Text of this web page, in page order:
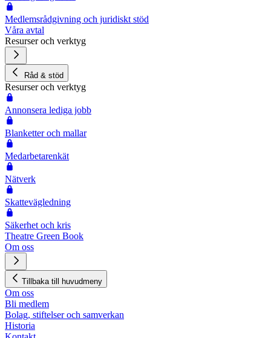
Medlemsrådgivning och juridiskt stöd
Våra avtal
Resurser och verktyg
Råd & stöd
Resurser och verktyg
Annonsera lediga jobb
Blanketter och mallar
Medarbetarenkät
Nätverk
Skattevägledning
Säkerhet och kris
Theatre Green Book
Om oss
Tillbaka till huvudmeny
Om oss
Bli medlem
Bolag, stiftelser och samverkan
Historia